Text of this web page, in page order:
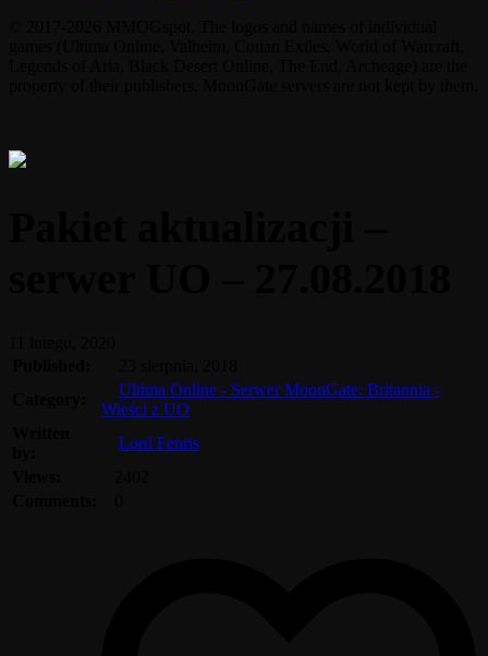
Ultima Online - Serwer MoonGate: Britannia -
Wieści z UO
Lord Fenris